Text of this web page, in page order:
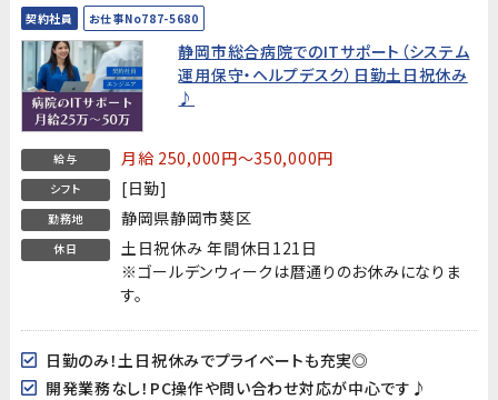
契約社員 お仕事No787-5680
静岡市総合病院でのITサポート（システム
運用保守・ヘルプデスク）日勤土日祝休み
♪
給与 月給 250,000円～350,000円
シフト [日勤]
勤務地 静岡県静岡市葵区
休日
土日祝休み 年間休日121日
※ゴールデンウィークは暦通りのお休みになりま
す。
日勤のみ！土日祝休みでプライベートも充実◎
開発業務なし！PC操作や問い合わせ対応が中心です♪